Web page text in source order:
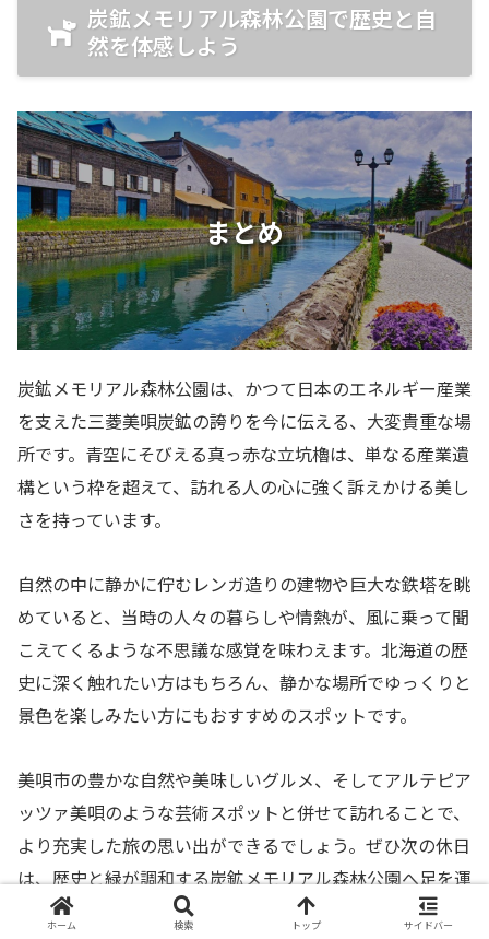
炭鉱メモリアル森林公園で歴史と自
然を体感しよう
まとめ
炭鉱メモリアル森林公園は、かつて日本のエネルギー産業
を支えた三菱美唄炭鉱の誇りを今に伝える、大変貴重な場
所です。青空にそびえる真っ赤な立坑櫓は、単なる産業遺
構という枠を超えて、訪れる人の心に強く訴えかける美し
さを持っています。
自然の中に静かに佇むレンガ造りの建物や巨大な鉄塔を眺
めていると、当時の人々の暮らしや情熱が、風に乗って聞
こえてくるような不思議な感覚を味わえます。北海道の歴
史に深く触れたい方はもちろん、静かな場所でゆっくりと
景色を楽しみたい方にもおすすめのスポットです。
美唄市の豊かな自然や美味しいグルメ、そしてアルテピア
ッツァ美唄のような芸術スポットと併せて訪れることで、
より充実した旅の思い出ができるでしょう。ぜひ次の休日
は、歴史と緑が調和する炭鉱メモリアル森林公園へ足を運
んでみてください。
ホーム 検索 トップ サイドバー